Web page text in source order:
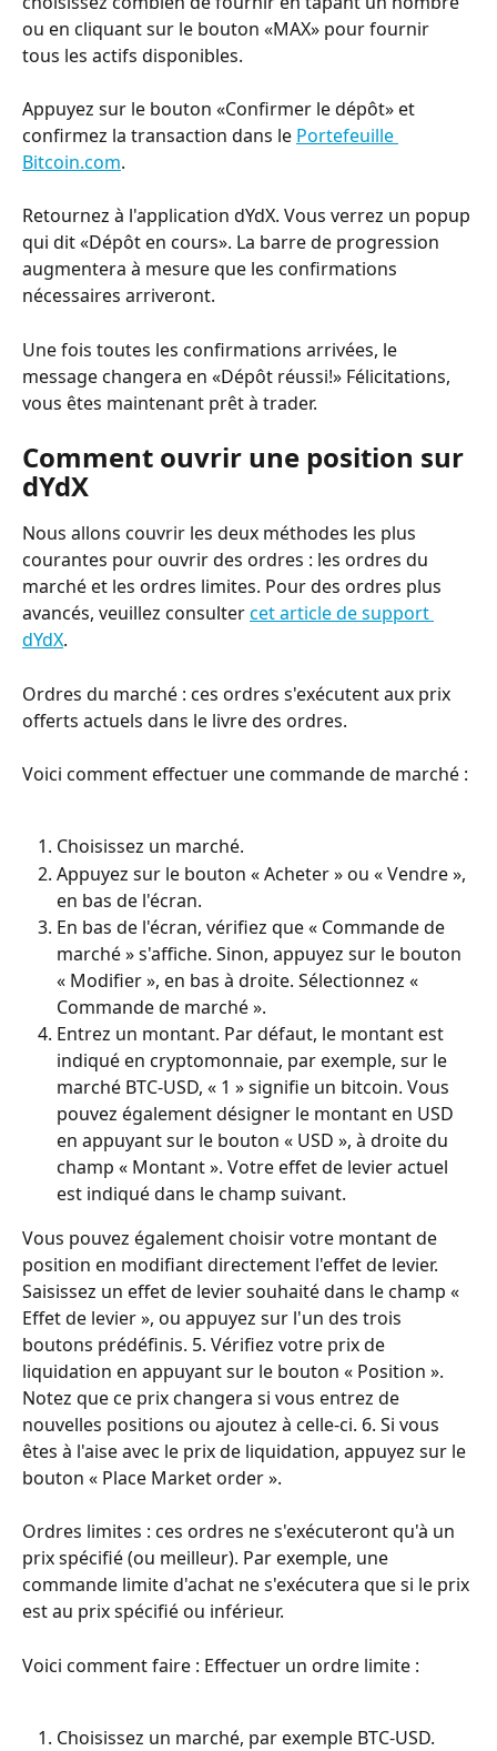
ou en cliquant sur le bouton «MAX» pour fournir
tous les actifs disponibles.
Appuyez sur le bouton «Confirmer le dépôt» et
confirmez la transaction dans le Portefeuille
Bitcoin.com.
Retournez à l'application dYdX. Vous verrez un popup
qui dit «Dépôt en cours». La barre de progression
augmentera à mesure que les confirmations
nécessaires arriveront.
Une fois toutes les confirmations arrivées, le
message changera en «Dépôt réussi!» Félicitations,
vous êtes maintenant prêt à trader.
Comment ouvrir une position sur
dYdX
Nous allons couvrir les deux méthodes les plus
courantes pour ouvrir des ordres : les ordres du
marché et les ordres limites. Pour des ordres plus
avancés, veuillez consulter cet article de support
dYdX.
Ordres du marché : ces ordres s'exécutent aux prix
offerts actuels dans le livre des ordres.
Voici comment effectuer une commande de marché :
Choisissez un marché.
Appuyez sur le bouton « Acheter » ou « Vendre »,
en bas de l'écran.
En bas de l'écran, vérifiez que « Commande de
marché » s'affiche. Sinon, appuyez sur le bouton
« Modifier », en bas à droite. Sélectionnez «
Commande de marché ».
Entrez un montant. Par défaut, le montant est
indiqué en cryptomonnaie, par exemple, sur le
marché BTC-USD, « 1 » signifie un bitcoin. Vous
pouvez également désigner le montant en USD
en appuyant sur le bouton « USD », à droite du
champ « Montant ». Votre effet de levier actuel
est indiqué dans le champ suivant.
Vous pouvez également choisir votre montant de
position en modifiant directement l'effet de levier.
Saisissez un effet de levier souhaité dans le champ «
Effet de levier », ou appuyez sur l'un des trois
boutons prédéfinis. 5. Vérifiez votre prix de
liquidation en appuyant sur le bouton « Position ».
Notez que ce prix changera si vous entrez de
nouvelles positions ou ajoutez à celle-ci. 6. Si vous
êtes à l'aise avec le prix de liquidation, appuyez sur le
bouton « Place Market order ».
Ordres limites : ces ordres ne s'exécuteront qu'à un
prix spécifié (ou meilleur). Par exemple, une
commande limite d'achat ne s'exécutera que si le prix
est au prix spécifié ou inférieur.
Voici comment faire : Effectuer un ordre limite :
Choisissez un marché, par exemple BTC-USD.